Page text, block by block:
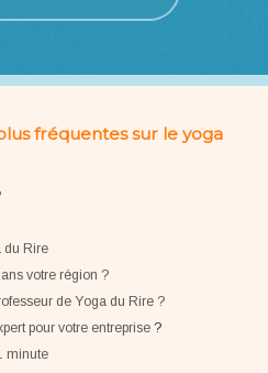
fréquentes sur le yoga
du Rire
votre région ?
de Yoga du Rire ?
pour votre entreprise?
minute